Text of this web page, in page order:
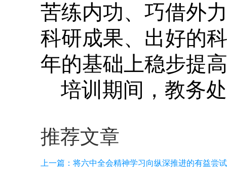
苦练内功、巧借外
科研成果、出好的
年的基础上稳步提
培训期间，教务
推荐文章
上一篇： 将六中全会精神学习向纵深推进的有益尝